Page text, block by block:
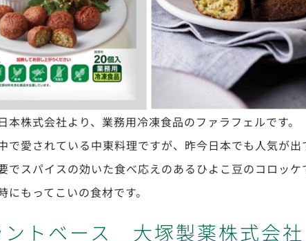
本株式会社より、業務用冷凍食品のファラフェルです。
で愛されている中東料理ですが、昨今日本でも人気が出
でスパイスの効いた食べ応えのあるひよこ豆のコロッケ
もってこいの食材です。
ントベース 大塚製薬株式会社